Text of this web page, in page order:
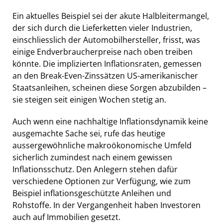
Ein aktuelles Beispiel sei der akute Halbleitermangel,
der sich durch die Lieferketten vieler Industrien,
einschliesslich der Automobilhersteller, frisst, was
einige Endverbraucherpreise nach oben treiben
könnte. Die implizierten Inflationsraten, gemessen
an den Break-Even-Zinssätzen US-amerikanischer
Staatsanleihen, scheinen diese Sorgen abzubilden –
sie steigen seit einigen Wochen stetig an.
Auch wenn eine nachhaltige Inflationsdynamik keine
ausgemachte Sache sei, rufe das heutige
aussergewöhnliche makroökonomische Umfeld
sicherlich zumindest nach einem gewissen
Inflationsschutz. Den Anlegern stehen dafür
verschiedene Optionen zur Verfügung, wie zum
Beispiel inflationsgeschützte Anleihen und
Rohstoffe. In der Vergangenheit haben Investoren
auch auf Immobilien gesetzt.